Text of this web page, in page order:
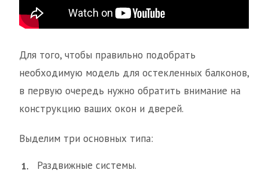
Для того, чтобы правильно подобрать
необходимую модель для остекленных балконов,
в первую очередь нужно обратить внимание на
конструкцию ваших окон и дверей.
Выделим три основных типа:
Раздвижные системы.